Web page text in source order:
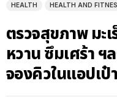
HEALTH HEALTH AND
ตรวจสุขภาพ มะ
หวาน ซึมเศร้า
จองคิวในแอปเป๋